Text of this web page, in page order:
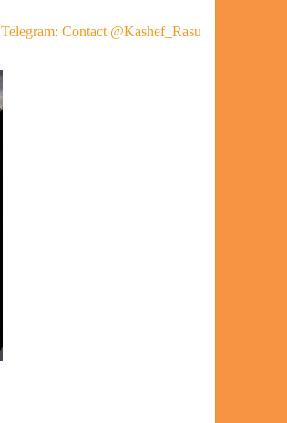
Telegram: Contact @Kashef_Rasu